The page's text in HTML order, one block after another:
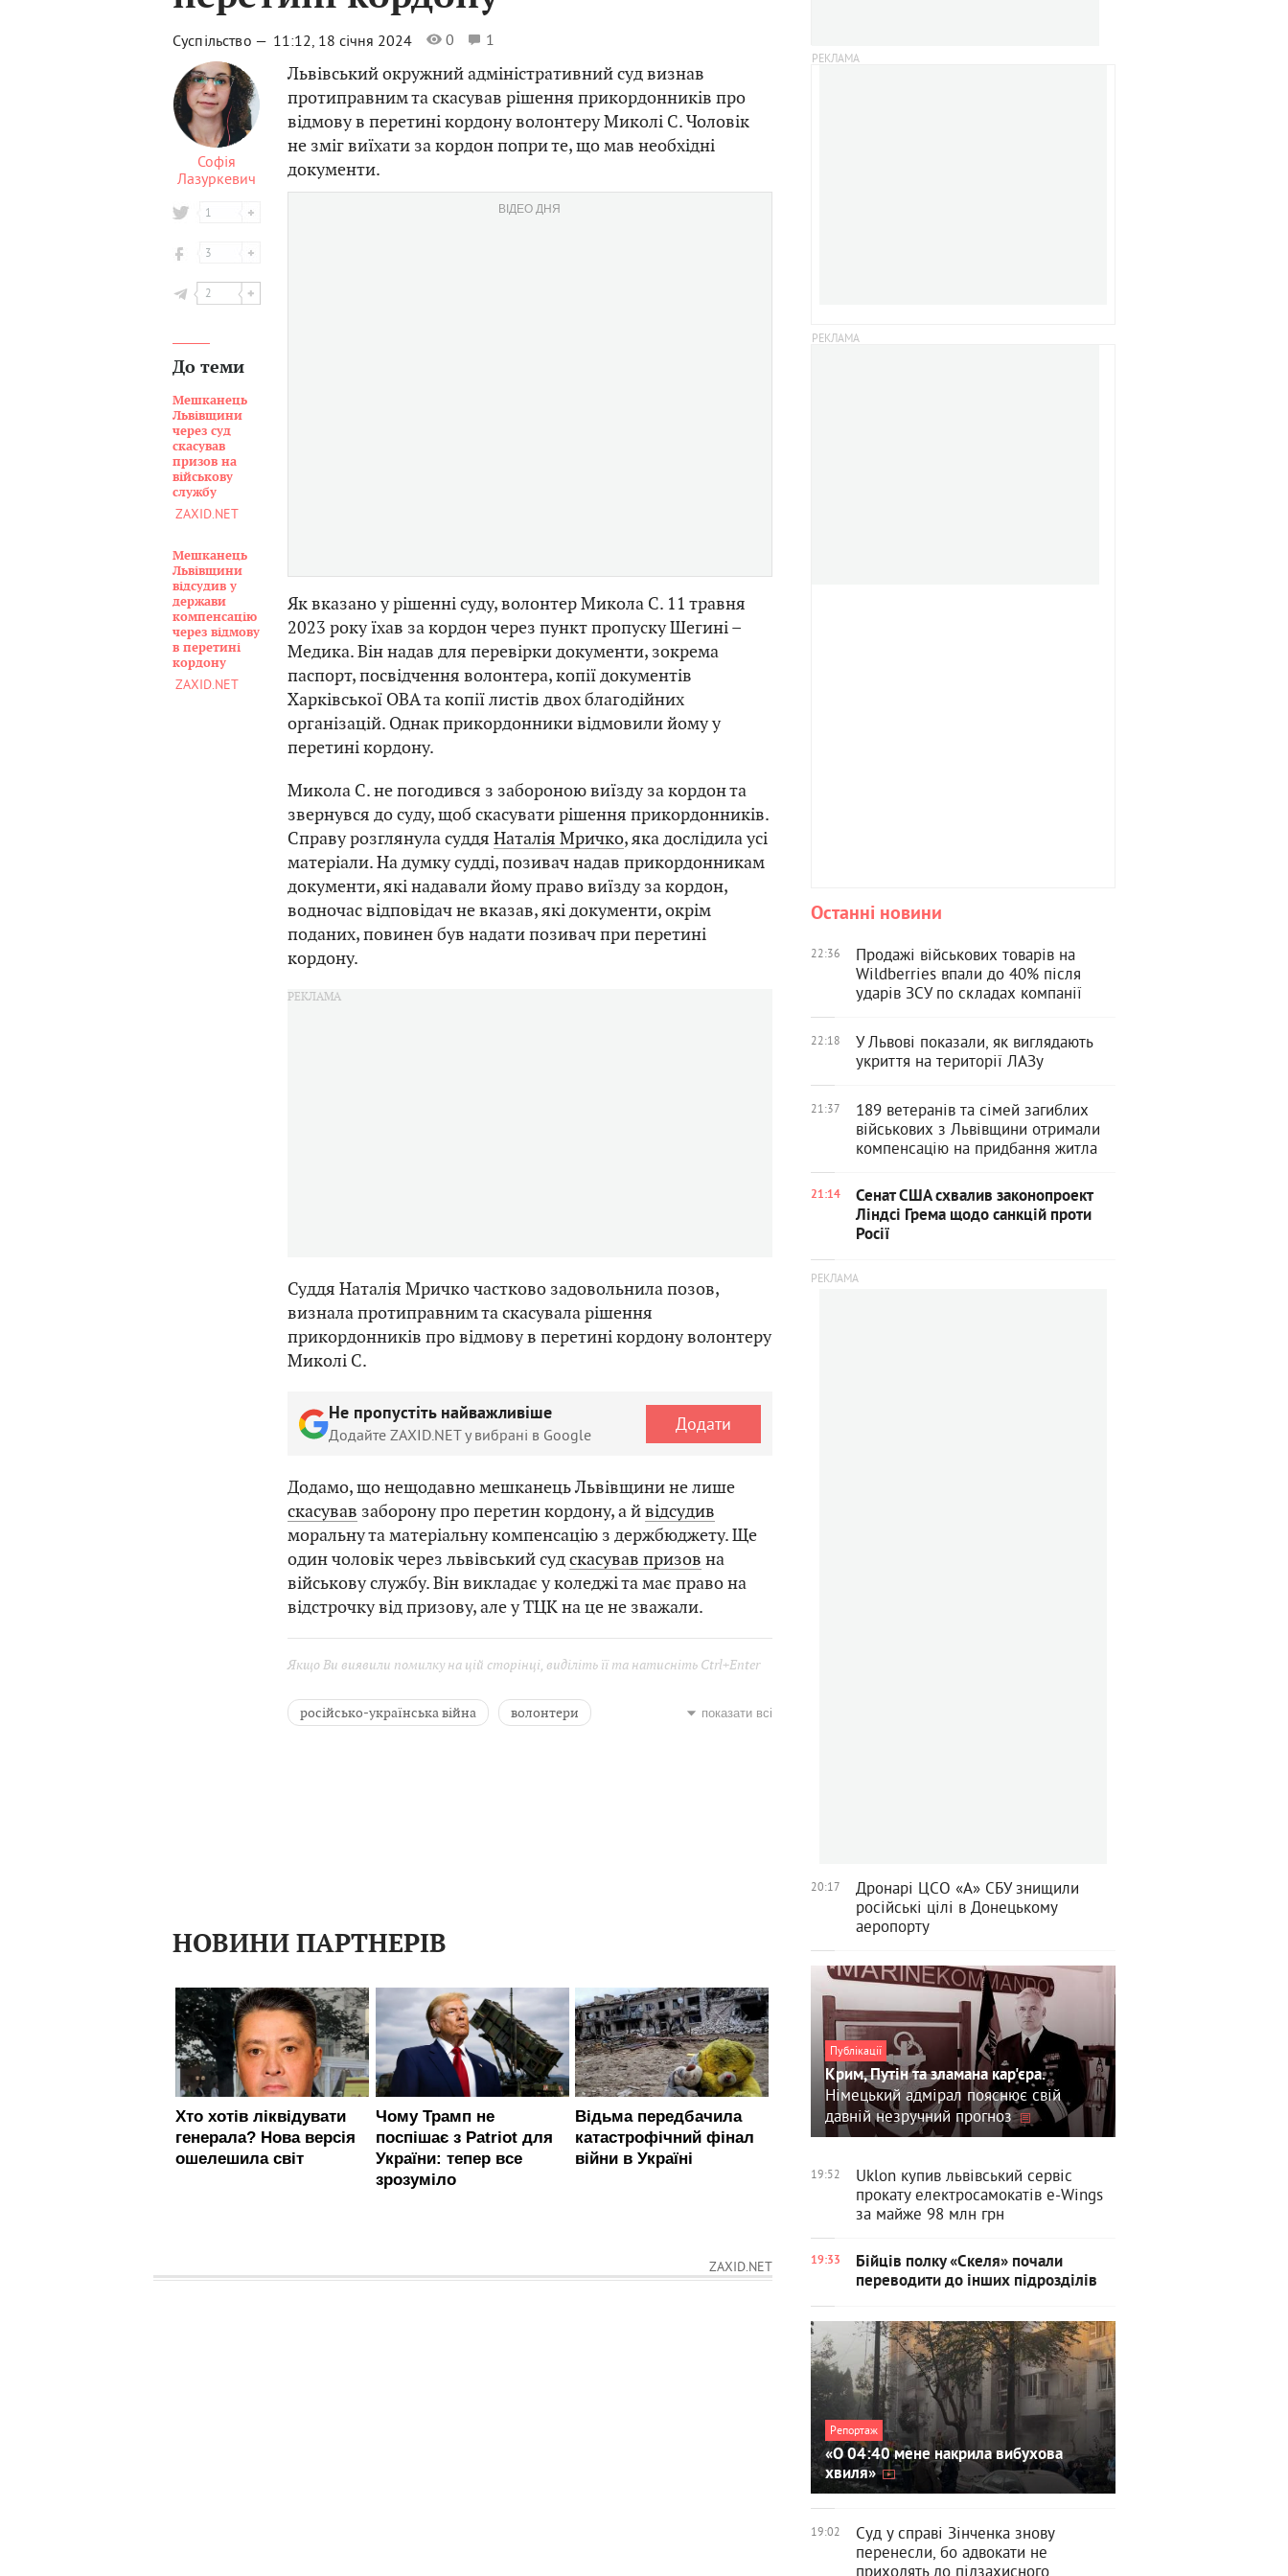
Суспільство — 11:12, 18 січня 2024 0 1
Софія
Лазуркевич
1
3
2
До теми
Мешканець
Львівщини
через суд
скасував
призов на
військову
службу
ZAXID.NET
Мешканець
Львівщини
відсудив у
держави
компенсацію
через відмову
в перетині
кордону
ZAXID.NET
Львівський окружний адміністративний суд визнав
протиправним та скасував рішення прикордонників про
відмову в перетині кордону волонтеру Миколі С. Чоловік
не зміг виїхати за кордон попри те, що мав необхідні
документи.
ВІДЕО ДНЯ
Як вказано у рішенні суду, волонтер Микола С. 11 травня
2023 року їхав за кордон через пункт пропуску Шегині –
Медика. Він надав для перевірки документи, зокрема
паспорт, посвідчення волонтера, копії документів
Харківської ОВА та копії листів двох благодійних
організацій. Однак прикордонники відмовили йому у
перетині кордону.
Микола С. не погодився з забороною виїзду за кордон та
звернувся до суду, щоб скасувати рішення прикордонників.
Справу розглянула суддя Наталія Мричко, яка дослідила усі
матеріали. На думку судді, позивач надав прикордонникам
документи, які надавали йому право виїзду за кордон,
водночас відповідач не вказав, які документи, окрім
поданих, повинен був надати позивач при перетині
кордону.
Суддя Наталія Мричко частково задовольнила позов,
визнала протиправним та скасувала рішення
прикордонників про відмову в перетині кордону волонтеру
Миколі С.
Не пропустіть найважливіше
Додайте ZAXID.NET у вибрані в Google Додати
Додамо, що нещодавно мешканець Львівщини не лише
скасував заборону про перетин кордону, а йвідсудив
моральну та матеріальну компенсацію з держбюджету. Ще
один чоловік через львівський судскасував призов на
військову службу. Він викладає у коледжі та має право на
відстрочку від призову, але у ТЦК на це не зважали.
Якщо Ви виявили помилку на цій сторінці, виділіть її та натисніть Ctrl+Enter
російсько-українська війна волонтери показати всі
НОВИНИ ПАРТНЕРІВ
ZAXID.NET
Останні новини
22:36
Продажі військових товарів на
Wildberries впали до 40% після
ударів ЗСУ по складах компанії
22:18
У Львові показали, як виглядають
укриття на території ЛАЗу
21:37
189 ветеранів та сімей загиблих
військових з Львівщини отримали
компенсацію на придбання житла
21:14
Сенат США схвалив законопроект
Ліндсі Грема щодо санкцій проти
Росії
20:17
Дронарі ЦСО «А» СБУ знищили
російські цілі в Донецькому
аеропорту
Публікації
Крим, Путін та зламана кар'єра.
Німецький адмірал пояснює свій
давній незручний прогноз
19:52
Uklon купив львівський сервіс
прокату електросамокатів e-Wings
за майже 98 млн грн
19:33
Бійців полку «Скеля» почали
переводити до інших підрозділів
Репортаж
«О 04:40 мене накрила вибухова
хвиля»
19:02
Суд у справі Зінченка знову
перенесли, бо адвокати не
приходять до підзахисного